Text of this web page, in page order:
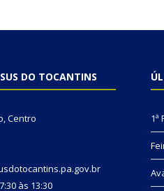
DO TOCANTINS
Centro
às 13:30
1ª